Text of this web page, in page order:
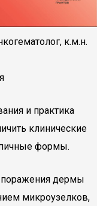
к.м.н.
и практика
клинические
формы.
поражения дермы
микроузелков,